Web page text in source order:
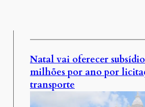
Natal vai oferecer
milhões por ano por
transporte